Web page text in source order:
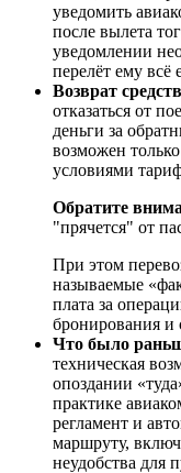
уведомить
после вылета
уведомлении
перелёт ему всё
Возврат
отказаться от
деньги за
возможен
условиями
Обратите
"прячется" от
При этом
называемые
плата за
бронирования и
Что было
техническая
опоздании
практике
регламент и
маршруту,
неудобства для